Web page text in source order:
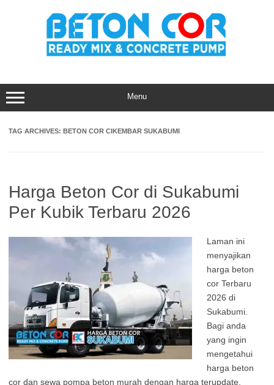
Menu
TAG ARCHIVES: BETON COR CIKEMBAR SUKABUMI
Harga Beton Cor di Sukabumi
Per Kubik Terbaru 2026
Laman ini
menyajikan
harga beton
cor Terbaru
2026 di
Sukabumi.
Bagi anda
yang ingin
mengetahui
harga beton
cor dan sewa pompa beton murah dengan harga terupdate.